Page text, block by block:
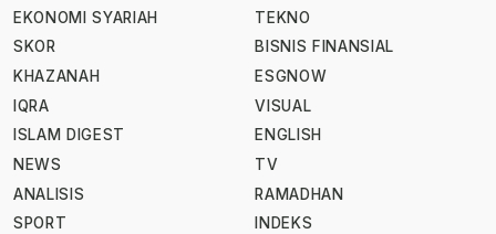
EKONOMI SYARIAH
SKOR
KHAZANAH
IQRA
ISLAM DIGEST
NEWS
ANALISIS
SPORT
TEKNO
BISNIS FINANSIAL
ESGNOW
VISUAL
ENGLISH
TV
RAMADHAN
INDEKS